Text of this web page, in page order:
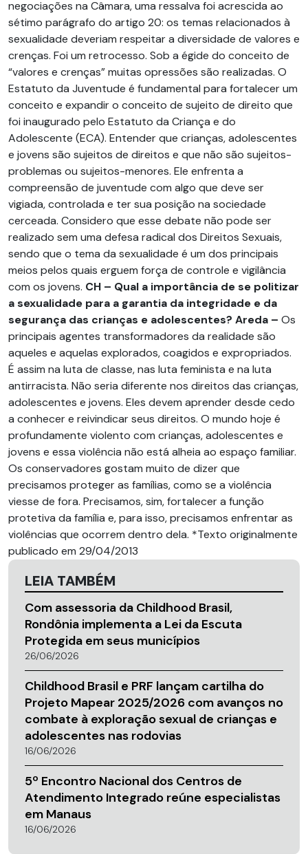
negociações na Câmara, uma ressalva foi acrescida ao
sétimo parágrafo do artigo 20: os temas relacionados à
sexualidade deveriam respeitar a diversidade de valores e
crenças. Foi um retrocesso. Sob a égide do conceito de
“valores e crenças” muitas opressões são realizadas. O
Estatuto da Juventude é fundamental para fortalecer um
conceito e expandir o conceito de sujeito de direito que
foi inaugurado pelo Estatuto da Criança e do
Adolescente (ECA). Entender que crianças, adolescentes
e jovens são sujeitos de direitos e que não são sujeitos-
problemas ou sujeitos-menores. Ele enfrenta a
compreensão de juventude com algo que deve ser
vigiada, controlada e ter sua posição na sociedade
cerceada. Considero que esse debate não pode ser
realizado sem uma defesa radical dos Direitos Sexuais,
sendo que o tema da sexualidade é um dos principais
meios pelos quais erguem força de controle e vigilância
com os jovens. CH – Qual a importância de se politizar
a sexualidade para a garantia da integridade e da
segurança das crianças e adolescentes? Areda – Os
principais agentes transformadores da realidade são
aqueles e aquelas explorados, coagidos e expropriados.
É assim na luta de classe, nas luta feminista e na luta
antirracista. Não seria diferente nos direitos das crianças,
adolescentes e jovens. Eles devem aprender desde cedo
a conhecer e reivindicar seus direitos. O mundo hoje é
profundamente violento com crianças, adolescentes e
jovens e essa violência não está alheia ao espaço familiar.
Os conservadores gostam muito de dizer que
precisamos proteger as famílias, como se a violência
viesse de fora. Precisamos, sim, fortalecer a função
protetiva da família e, para isso, precisamos enfrentar as
violências que ocorrem dentro dela. *Texto originalmente
publicado em 29/04/2013
LEIA TAMBÉM
Com assessoria da Childhood Brasil,
Rondônia implementa a Lei da Escuta
Protegida em seus municípios
26/06/2026
Childhood Brasil e PRF lançam cartilha do
Projeto Mapear 2025/2026 com avanços no
combate à exploração sexual de crianças e
adolescentes nas rodovias
16/06/2026
5º Encontro Nacional dos Centros de
Atendimento Integrado reúne especialistas
em Manaus
16/06/2026